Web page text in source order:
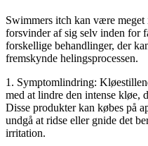
Swimmers itch kan være
forsvinder af sig selv inden for
forskellige behandlinger, der
fremskynde helingsprocessen.
1. Symptomlindring:
med at lindre den intense kløe,
Disse produkter kan købes på
undgå at ridse eller gnide det
irritation.